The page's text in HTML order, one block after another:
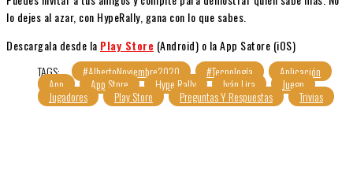
lo dejes al azar, con HypeRally, gana con lo que sabes.
Descargala desde la Play Store (Android) o la App Satore (iOS)
TAGS:
#AlbertoNoviembre2020 #Tecnología Aplicación
App App Store Hype Rally Iván Lira Juego
Jugadores Play Store Preguntas Y Respuestas Trivias